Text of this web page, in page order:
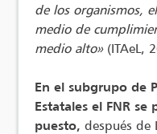
de los organismos,
medio de
medio alto» (ITAeL,
En el subgrupo de
Estatales el FNR
puesto,después de